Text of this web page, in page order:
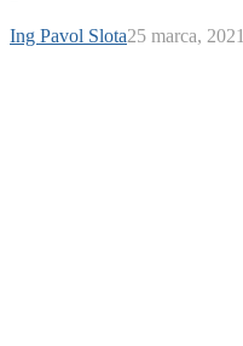
Ing Pavol Slota25 marca, 2021